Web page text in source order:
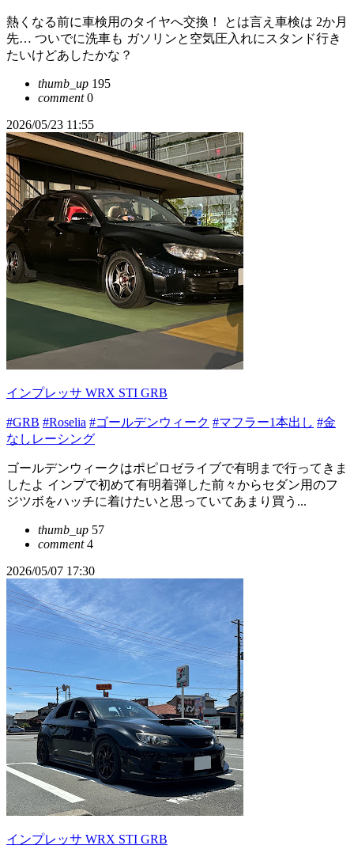
熱くなる前に車検用のタイヤへ交換！ とは言え車検は 2か月
先… ついでに洗車も ガソリンと空気圧入れにスタンド行き
たいけどあしたかな？
thumb_up 195
comment0
2026/05/23 11:55
インプレッサ WRX STI GRB
#GRB #Roselia #ゴールデンウィーク #マフラー1本出し #金
なしレーシング
ゴールデンウィークはポピロゼライブで有明まで行ってきま
したよ インプで初めて有明着弾した前々からセダン用のフ
ジツボをハッチに着けたいと思っていてあまり買う...
thumb_up 57
comment4
2026/05/07 17:30
インプレッサ WRX STI GRB